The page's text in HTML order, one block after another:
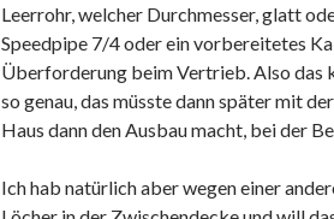
Leerrohr, welcher Durchmesser, glatt
Speedpipe 7/4 oder ein vorbereitetes
Überforderung beim Vertrieb. Also das
so genau, das müsste dann später mit
Haus dann den Ausbau macht, bei der
Ich hab natürlich aber wegen einer